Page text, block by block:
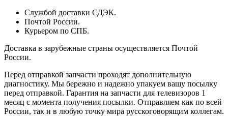
Службой доставки СДЭК.
Почтой России.
Курьером по СПБ.
Доставка в зарубежные страны осуществляется Почтой
России.
Перед отправкой запчасти проходят дополнительную
диагностику. Мы бережно и надежно упакуем вашу посылку
перед отправкой. Гарантия на запчасти для телевизоров 1
месяц с момента получения посылки. Отправляем как по всей
России, так и в любую точку мира русскоговорящим коллегам.